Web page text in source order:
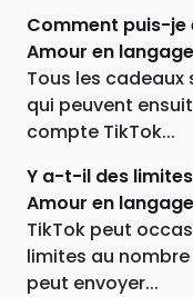
Comment puis-je
Amour en
Tous les
qui peuvent
compte TikTok...
Y a-t-il des
Amour en
TikTok peut
limites au
peut envoyer...